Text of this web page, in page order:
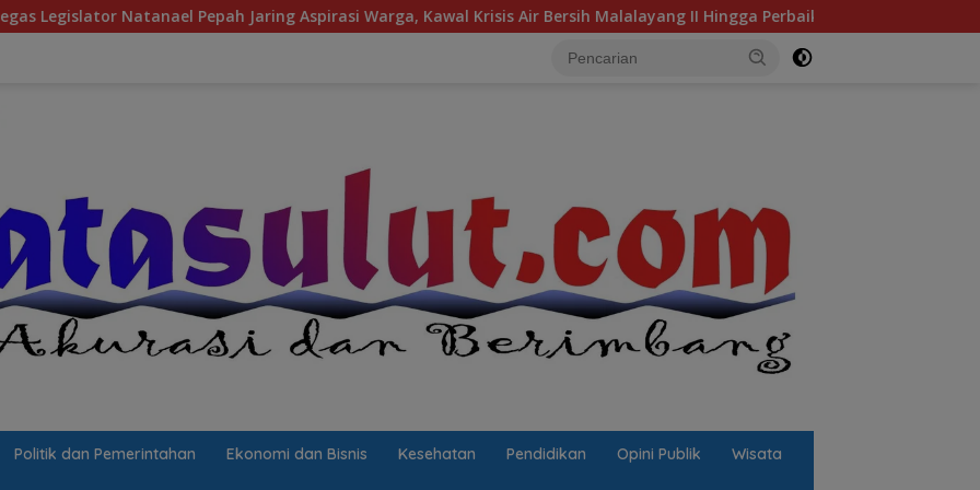
Jaring Aspirasi Warga, Kawal Krisis Air Bersih Malalayang II Hingga Perbaikan Infrastruktur Jalan Berlubang Picu
Politik dan Pemerintahan Ekonomi dan Bisnis Kesehatan Pendidikan Opini Publik Wisata